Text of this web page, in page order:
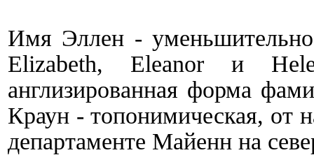
Имя Эллен -
Elizabeth, Eleanor и
англизированная форма
Краун - топонимическая, от
департаменте Майенн на